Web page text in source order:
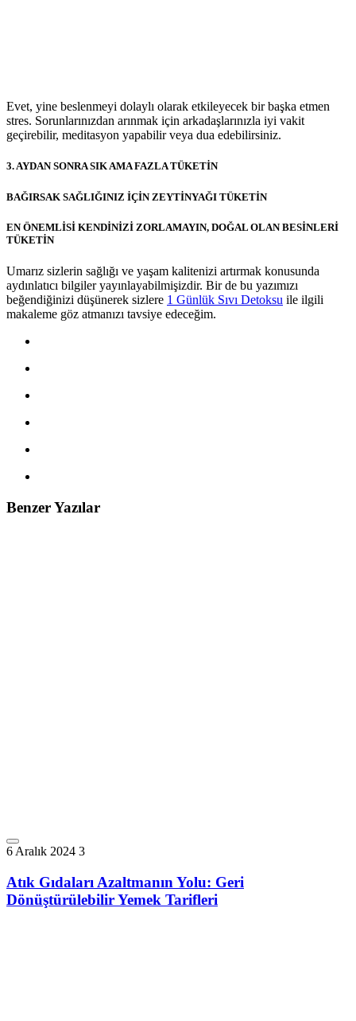
Evet, yine beslenmeyi dolaylı olarak etkileyecek bir başka etmen
stres. Sorunlarınızdan arınmak için arkadaşlarınızla iyi vakit
geçirebilir, meditasyon yapabilir veya dua edebilirsiniz.
3. AYDAN SONRA SIK AMA FAZLA TÜKETİN
BAĞIRSAK SAĞLIĞINIZ İÇİN ZEYTİNYAĞI TÜKETİN
EN ÖNEMLİSİ KENDİNİZİ ZORLAMAYIN, DOĞAL OLAN BESİNLERİ
TÜKETİN
Umarız sizlerin sağlığı ve yaşam kalitenizi artırmak konusunda
aydınlatıcı bilgiler yayınlayabilmişizdir. Bir de bu yazımızı
beğendiğinizi düşünerek sizlere 1 Günlük Sıvı Detoksu ile ilgili
makaleme göz atmanızı tavsiye edeceğim.
Benzer Yazılar
6 Aralık 2024 3
Atık Gıdaları Azaltmanın Yolu: Geri
Dönüştürülebilir Yemek Tarifleri